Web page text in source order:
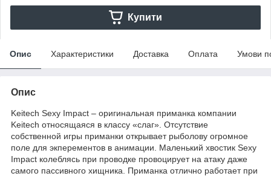
Купити
Опис Характеристики Доставка Оплата Умови
Опис
Keitech Sexy Impact – оригинальная приманка компании
Keitech относящаяся в классу «слаг». Отсутствие
собственной игры приманки открывает рыболову огромное
поле для экперементов в анимации. Маленький хвостик Sexy
Impact колеблясь при проводке провоцирует на атаку даже
самого пассивного хищника. Приманка отлично работает при